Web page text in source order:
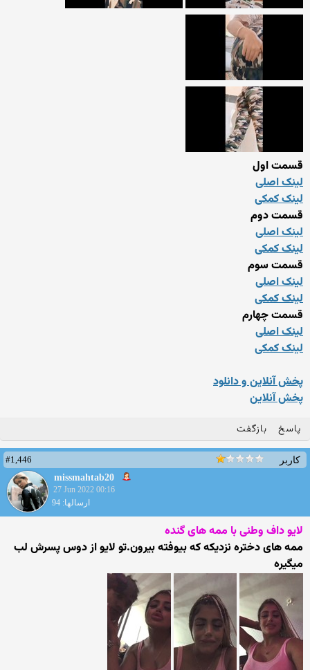
قسمت اول
لینک اصلی
لینک کمکی
قسمت دوم
لینک اصلی
لینک کمکی
قسمت سوم
لینک اصلی
لینک کمکی
قسمت چهارم
لینک اصلی
لینک کمکی
پخش آنلاین و دانلود
پخش آنلاین
پاسخ بازگفت
کاربر
#1,446
missmahtab20
27 Jun 2022 00:16
ارسالها: 94
لایو داف وطنی با ممه های گنده
ممه های دختره نزدیکه که بیوفته بیرون.تو لایو از دوس پسرش لب
میگیره